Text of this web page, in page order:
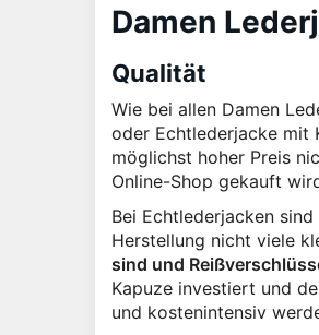
Damen
Qualität
Wie bei allen Damen
oder Echtlederjacke mit
möglichst hoher Preis
Online-Shop gekauft
Bei Echtlederjacken
Herstellung nicht viele
sind und
Kapuze investiert und
und kostenintensiv